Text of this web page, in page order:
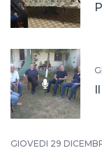
GIOVEDÌ 29